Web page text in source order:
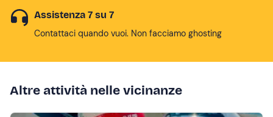
Assistenza 7 su 7
Contattaci quando vuoi. Non facciamo ghosting
Altre attività nelle vicinanze